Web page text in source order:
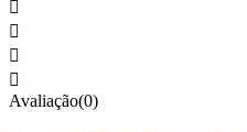




Avaliação(0)